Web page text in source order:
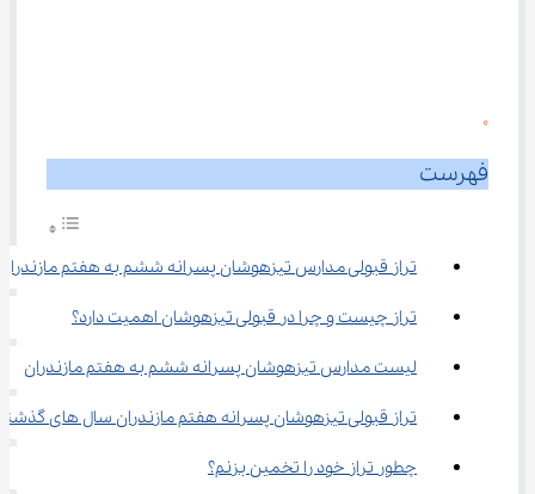
0
فهرست
تراز قبولی مدارس تیزهوشان پسرانه ششم به هفتم مازندران
تراز چیست و چرا در قبولی تیزهوشان اهمیت دارد؟
لیست مدارس تیزهوشان پسرانه ششم به هفتم مازندران
تراز قبولی تیزهوشان پسرانه هفتم مازندران سال های
چطور تراز خود را تخمین بزنم؟